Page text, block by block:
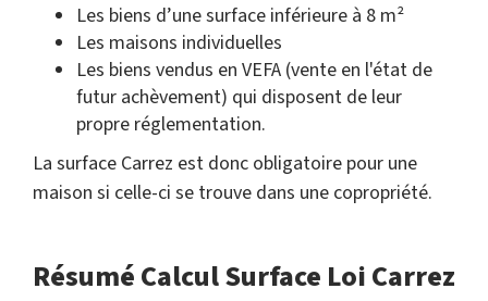
Les biens d’une surface inférieure à 8 m²
Les maisons individuelles
Les biens vendus en VEFA (vente en l'état de
futur achèvement) qui disposent de leur
propre réglementation.
La surface Carrez est donc obligatoire pour une
maison si celle-ci se trouve dans une copropriété.
Résumé Calcul Surface Loi Carrez